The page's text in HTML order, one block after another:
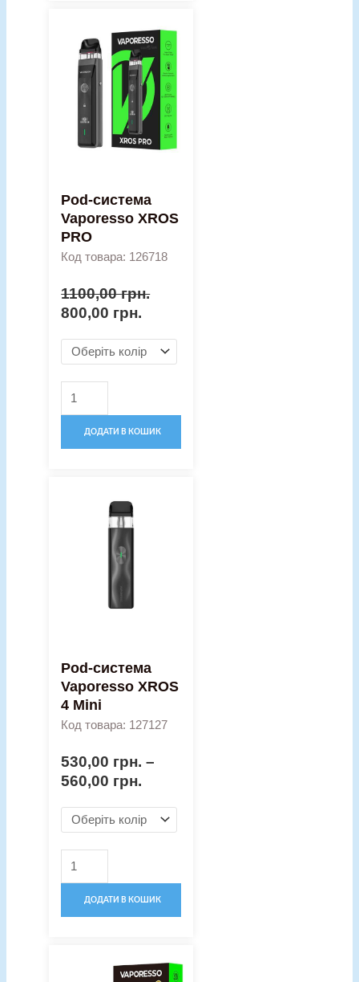
Pod-система
Vaporesso XROS
PRO
Код товара: 126718
1100,00грн.
ціна:
1100,00 грн..
800,00 грн.
ціна:
800,00 грн..
система
Vaporesso
XROS
PRO
кількість
ДОДАТИ В КОШИК
Pod-система
Vaporesso XROS
4 Mini
Код товара: 127127
530,00 грн. –
560,00 грн.
Vaporesso
ДОДАТИ В КОШИК
ціна: